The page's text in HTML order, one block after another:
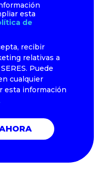
esta
de
recibir
relativas a
Puede
cualquier
esta información